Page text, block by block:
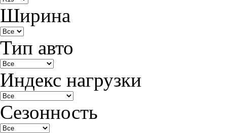
Ширина
Тип авто
Индекс нагрузки
Сезонность